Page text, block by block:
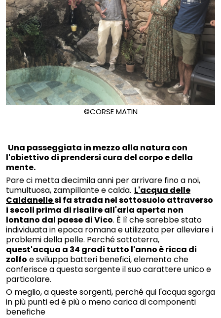
©CORSE MATIN
Una passeggiata in mezzo alla natura con
l'obiettivo di prendersi cura del corpo e della
mente.
Pare ci metta diecimila anni per arrivare fino a noi,
tumultuosa, zampillante e calda. L'acqua delle
Caldanellesi fa strada nel sottosuolo attraverso
i secoli prima di risalire all'aria aperta non
lontano dal paese di Vico. È lì che sarebbe stato
individuata in epoca romana e utilizzata per alleviare i
problemi della pelle. Perché sottoterra,
quest'acqua a 34 gradi tutto l'anno è ricca di
zolfo e sviluppa batteri benefici, elemento che
conferisce a questa sorgente il suo carattere unico e
particolare.
O meglio, a queste sorgenti, perché qui l'acqua sgorga
in più punti ed è più o meno carica di componenti
benefiche